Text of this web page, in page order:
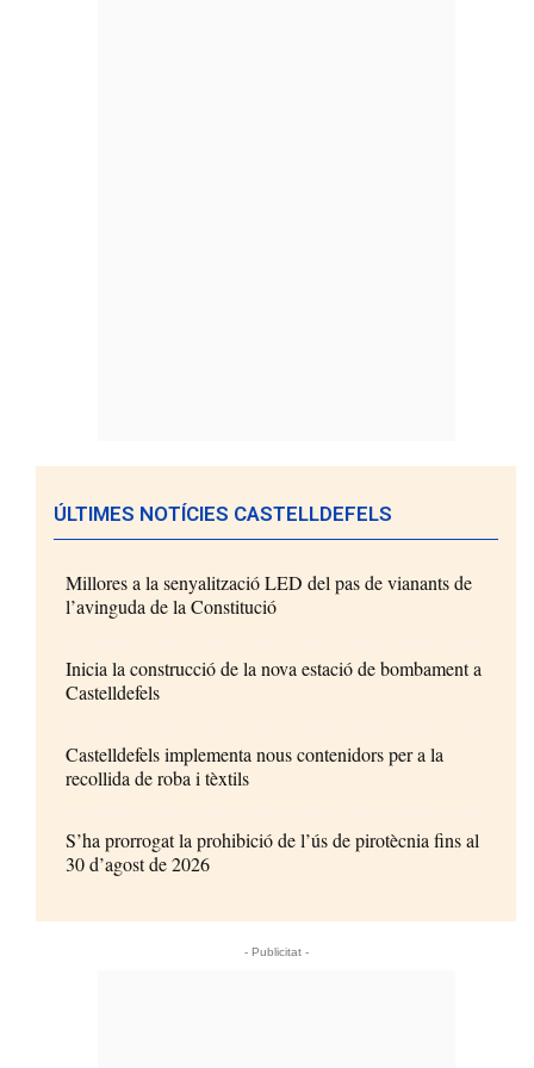
ÚLTIMES NOTÍCIES CASTELLDEFELS
Millores a la senyalització LED del pas de vianants de
l’avinguda de la Constitució
Inicia la construcció de la nova estació de bombament a
Castelldefels
Castelldefels implementa nous contenidors per a la
recollida de roba i tèxtils
S’ha prorrogat la prohibició de l’ús de pirotècnia fins al
30 d’agost de 2026
- Publicitat -